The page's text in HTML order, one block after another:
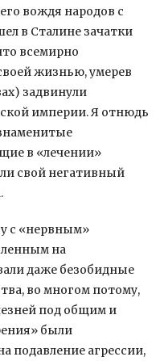
вождя народов с
в Сталине зачатки
всемирно
жизнью, умерев
задвинули
империи. Я отнюдь
в «лечении»
свой негативный
с «нервным»
на
даже безобидные
во многом потому,
под общим и
были
подавление агрессии,